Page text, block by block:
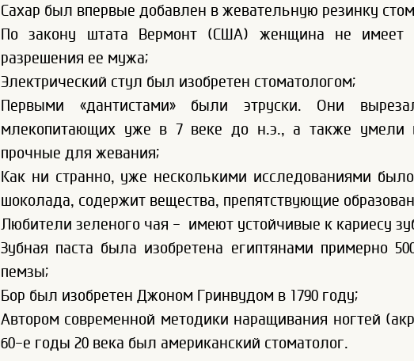
Сахар был впервые добавлен в жевательную резинку
По закону штата Вермонт (США) женщина не имеет
разрешения ее мужа;
Электрический стул был изобретен стоматологом;
Первыми «дантистами» были этруски. Они
млекопитающих уже в 7 веке до н.э., а также умели
прочные для жевания;
Как ни странно, уже несколькими исследованиями
шоколада, содержит вещества, препятствующие
Любители зеленого чая - имеют устойчивые к кариесу
Зубная паста была изобретена египтянами примерно
пемзы;
Бор был изобретен Джоном Гринвудом в 1790 году;
Автором современной методики наращивания ногтей
60-е годы 20 века был американский стоматолог.